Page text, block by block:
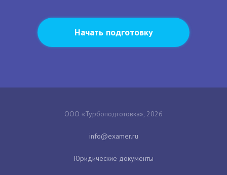
Начать подготовку
ООО «Турбоподготовка», 2026
Юридические документы